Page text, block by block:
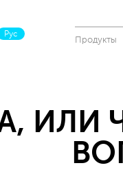
Рус
Продукты
ИЛИ